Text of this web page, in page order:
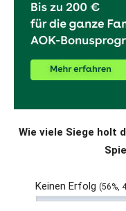
Wie viele Siege holt
Keinen Erfolg (56%,